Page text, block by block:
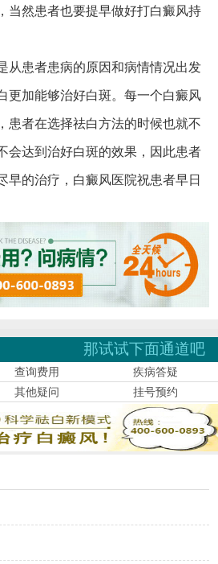
当然患者也要提早做好打白癜风持
患者患病的原因和病情情况出发
更加能够治好白斑。每一个白癜风
患者在选择祛白方法的时候也就不
会达到治好白斑的效果，因此患者
早的治疗，白癜风医院祝患者早日
那试试下面通道吧
查询费用
疾病答疑
其他疑问 挂号预约